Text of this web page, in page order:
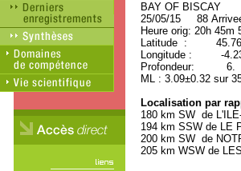
BAY OF
25/05/15 88
Heure orig: 20h 45m
Latitude : 45.76
Longitude : -
Profondeur: 6.
ML : 3.09±0.32 sur
Localisation par
180 km SW de
194 km SSW de LE
200 km SW de
205 km WSW de